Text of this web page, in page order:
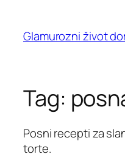
content
Glamurozni život
Tag:
Posni recepti za
torte.